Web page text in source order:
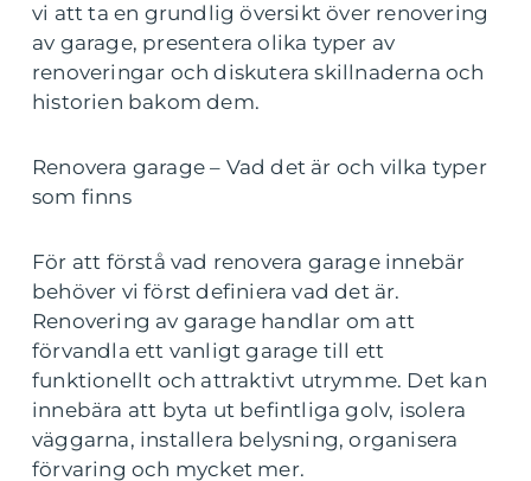
vi att ta en grundlig översikt över renovering
av garage, presentera olika typer av
renoveringar och diskutera skillnaderna och
historien bakom dem.
Renovera garage – Vad det är och vilka typer
som finns
För att förstå vad renovera garage innebär
behöver vi först definiera vad det är.
Renovering av garage handlar om att
förvandla ett vanligt garage till ett
funktionellt och attraktivt utrymme. Det kan
innebära att byta ut befintliga golv, isolera
väggarna, installera belysning, organisera
förvaring och mycket mer.